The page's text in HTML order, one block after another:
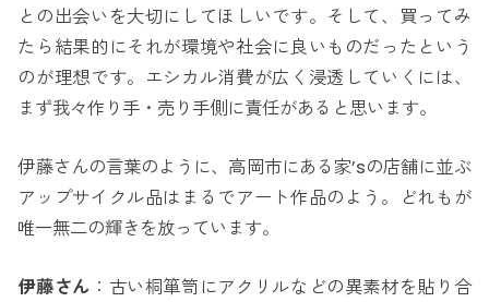
との出会いを大切にしてほしいです。そして、買ってみ
たら結果的にそれが環境や社会に良いものだったという
のが理想です。エシカル消費が広く浸透していくには、
まず我々作り手・売り手側に責任があると思います。
伊藤さんの言葉のように、高岡市にある家’sの店舗に並ぶ
アップサイクル品はまるでアート作品のよう。どれもが
唯一無二の輝きを放っています。
伊藤さん ：古い桐箪笥にアクリルなどの異素材を貼り合